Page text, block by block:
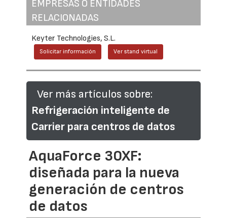
EMPRESAS O ENTIDADES
RELACIONADAS
Keyter Technologies, S.L.
Solicitar información Ver stand virtual
Ver más artículos sobre:
Refrigeración inteligente de
Carrier para centros de datos
AquaForce 30XF:
diseñada para la nueva
generación de centros
de datos